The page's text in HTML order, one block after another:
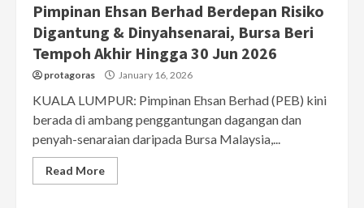
Pimpinan Ehsan Berhad Berdepan Risiko
Digantung & Dinyahsenarai, Bursa Beri
Tempoh Akhir Hingga 30 Jun 2026
protagoras January 16, 2026
KUALA LUMPUR: Pimpinan Ehsan Berhad (PEB) kini
berada di ambang penggantungan dagangan dan
penyah-senaraian daripada Bursa Malaysia,...
Read More